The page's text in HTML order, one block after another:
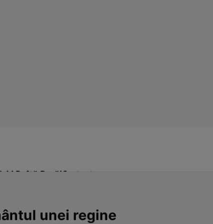
Poftă Bună!Contact
unei regine